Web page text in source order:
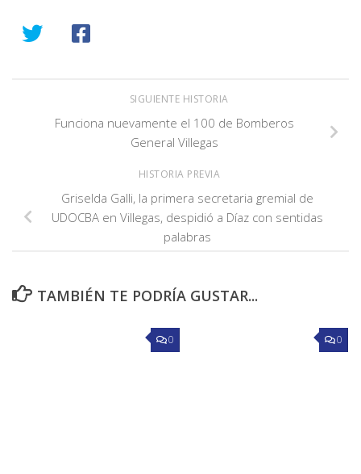
SIGUIENTE HISTORIA
Funciona nuevamente el 100 de Bomberos
General Villegas
HISTORIA PREVIA
Griselda Galli, la primera secretaria gremial de
UDOCBA en Villegas, despidió a Díaz con sentidas
palabras
TAMBIÉN TE PODRÍA GUSTAR...
0 0